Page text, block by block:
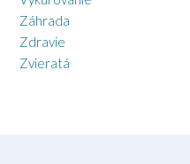
Záhrada
Zdravie
Zvieratá